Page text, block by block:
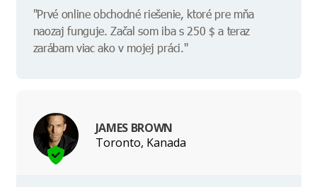
"Prvé online obchodné riešenie, ktoré pre mňa
naozaj funguje. Začal som iba s 250 $ a teraz
zarábam viac ako v mojej práci."
JAMES BROWN
Toronto, Kanada